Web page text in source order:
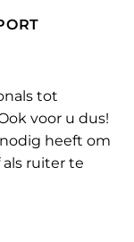
tot
voor u dus!
heeft om
ruiter te